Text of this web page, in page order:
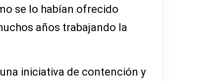
se lo habían ofrecido
años trabajando la
iniciativa de contención y